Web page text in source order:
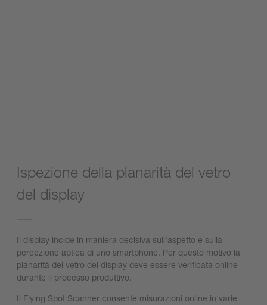
Ispezione della planarità del vetro
del display
Il display incide in maniera decisiva sull'aspetto e sulla
percezione aptica di uno smartphone. Per questo motivo la
planarità del vetro del display deve essere verificata online
durante il processo produttivo.
Il Flying Spot Scanner consente misurazioni online in varie